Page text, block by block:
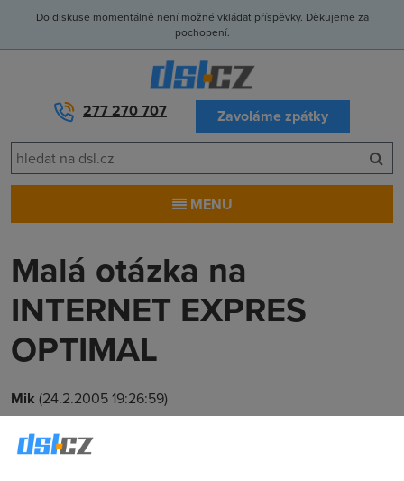
Do diskuse momentálně není možné vkládat příspěvky. Děkujeme za
pochopení.
277 270 707 Zavoláme zpátky
MENU
Malá otázka na
INTERNET EXPRES
OPTIMAL
Mik (24.2.2005 19:26:59)
Malá otázka na INTERNET EXPRES OPTIMAL - Mohu mít
tento Internet s jakýmkoliv hlasovym programem??? Díky za